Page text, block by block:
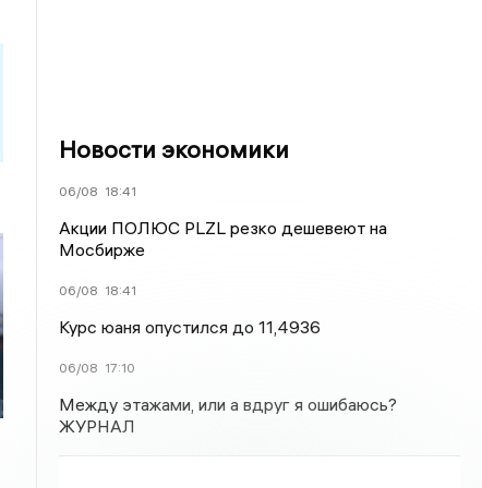
Новости экономики
06/08 18:41
Акции ПОЛЮС PLZL резко дешевеют на
Мосбирже
06/08 18:41
Курс юаня опустился до 11,4936
06/08 17:10
Между этажами, или а вдруг я ошибаюсь?
ЖУРНАЛ